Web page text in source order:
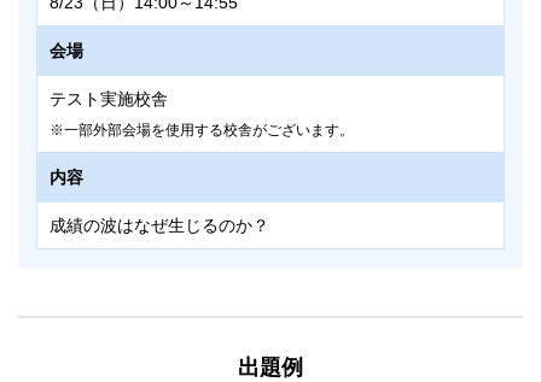
思考力を問う問題を出題します。
タイムテーブル
＜生徒＞
10:00～10:05 集合／試験準備
10:05～10:35 国語テスト（30分）
10:40～11:10 算数テスト（30分）
11:10～11:20 解答解説等配付
10:00～11:10
保護者会
会場
テスト実施校舎
一部外部会場を使用する校舎がございます。
内容
成績の波はなぜ生じるのか？
出題例